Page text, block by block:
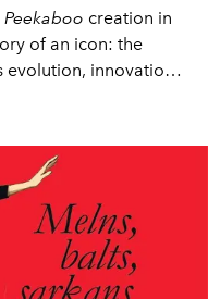
Peekaboo creation in
of an icon: the
evolution, innovation
materiality, and